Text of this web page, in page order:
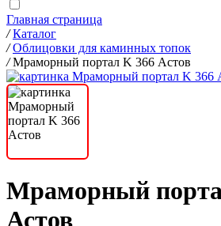
Главная страница
/ Каталог
/ Облицовки для каминных топок
/ Мраморный портал K 366 Астов
Мраморный
Астов